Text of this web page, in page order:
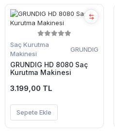
Saç Kurutma
Makinesi
GRUNDIG
GRUNDIG HD 8080 Saç
Kurutma Makinesi
3.199,00 TL
Sepete Ekle